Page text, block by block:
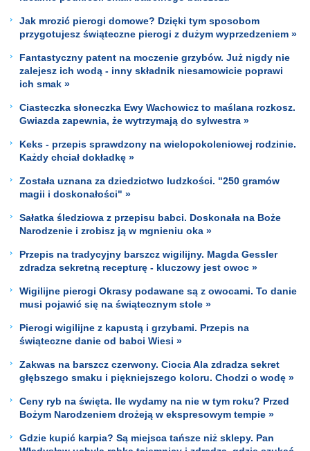
Jak mrozić pierogi domowe? Dzięki tym sposobom
przygotujesz świąteczne pierogi z dużym wyprzedzeniem »
Fantastyczny patent na moczenie grzybów. Już nigdy nie
zalejesz ich wodą - inny składnik niesamowicie poprawi
ich smak »
Ciasteczka słoneczka Ewy Wachowicz to maślana rozkosz.
Gwiazda zapewnia, że wytrzymają do sylwestra »
Keks - przepis sprawdzony na wielopokoleniowej rodzinie.
Każdy chciał dokładkę »
Została uznana za dziedzictwo ludzkości. "250 gramów
magii i doskonałości" »
Sałatka śledziowa z przepisu babci. Doskonała na Boże
Narodzenie i zrobisz ją w mgnieniu oka »
Przepis na tradycyjny barszcz wigilijny. Magda Gessler
zdradza sekretną recepturę - kluczowy jest owoc »
Wigilijne pierogi Okrasy podawane są z owocami. To danie
musi pojawić się na świątecznym stole »
Pierogi wigilijne z kapustą i grzybami. Przepis na
świąteczne danie od babci Wiesi »
Zakwas na barszcz czerwony. Ciocia Ala zdradza sekret
głębszego smaku i piękniejszego koloru. Chodzi o wodę »
Ceny ryb na święta. Ile wydamy na nie w tym roku? Przed
Bożym Narodzeniem drożeją w ekspresowym tempie »
Gdzie kupić karpia? Są miejsca tańsze niż sklepy. Pan